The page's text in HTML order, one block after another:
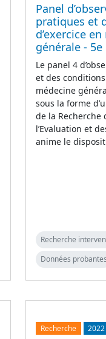
Panel
pratiques et
d’exercice
générale -
Le panel 4
et des conditions
médecine
sous la forme
de la Recherche
l’Evaluation et
anime le
Recherche
Données probantes
Recherche 2022